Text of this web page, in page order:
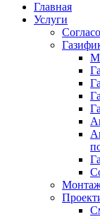
Главная
Услуги
Монтаж